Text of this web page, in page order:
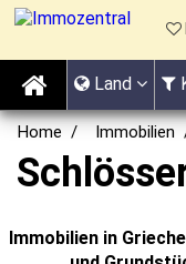
Home Immobilien
Immobilien in
Land